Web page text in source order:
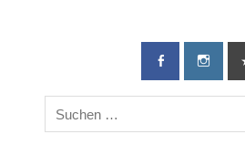
DIE Sportadresse in Geislingen!